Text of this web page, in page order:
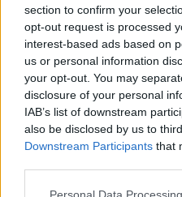
section to confirm your
opt-out request is processed
interest-based ads based on
us or personal information
your opt-out. You may
disclosure of your personal
IAB’s list of downstream
also be disclosed by us to
Downstream Participants that
JUMBO: Αύξηση
2026
06/08/2026 - 12:43 ΕΠΙΧΕΙΡΗΣΕΙΣ
SoftBank: Μειωμένα
α' τριμήνου στα 1,9 δισ.
06/08/2026 - 12:35 ΤΡΑΠΕΖΕΣ
Nintendo: Καθαρά κέρδη
τρίμηνο – Άνοδος 53,5%
06/08/2026 - 12:17 ΤΕΧΝΟΛΟΓΙΑ